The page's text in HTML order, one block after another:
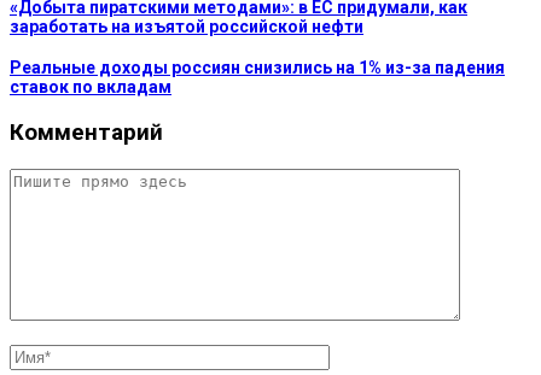
«Добыта пиратскими методами»: в ЕС придумали, как
заработать на изъятой российской нефти
Реальные доходы россиян снизились на 1% из-за падения
ставок по вкладам
Комментарий